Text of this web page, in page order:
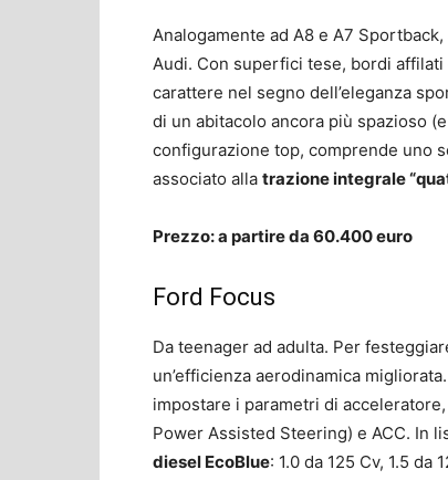
Analogamente ad A8 e A7
Audi. Con superfici tese, bordi
carattere nel segno dell’eleganza
di un abitacolo ancora più spazioso
configurazione top, comprende uno
associato alla trazione integrale
Prezzo: a partire da 60.400 euro
Ford Focus
Da teenager ad adulta. Per
un’efficienza aerodinamica migliorata.
impostare i parametri di
Power Assisted Steering) e ACC. In
diesel EcoBlue: 1.0 da 125 Cv, 1.5 da